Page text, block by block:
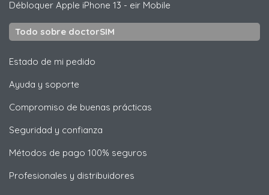
Débloquer Apple iPhone 13 - eir Mobile
Todo sobre doctorSIM
Estado de mi pedido
Ayuda y soporte
Compromiso de buenas prácticas
Seguridad y confianza
Métodos de pago 100% seguros
Profesionales y distribuidores